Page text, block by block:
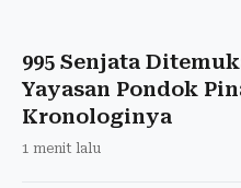
995 Senjata
Yayasan Pondok
Kronologinya
1 menit lalu